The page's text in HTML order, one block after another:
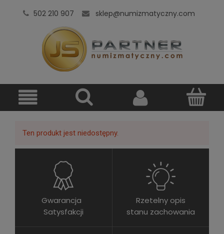
502 210 907 sklep@numizmatyczny.com
Ten produkt jest niedostępny.
Gwarancja
Satysfakcji
Rzetelny opis
stanu zachowania